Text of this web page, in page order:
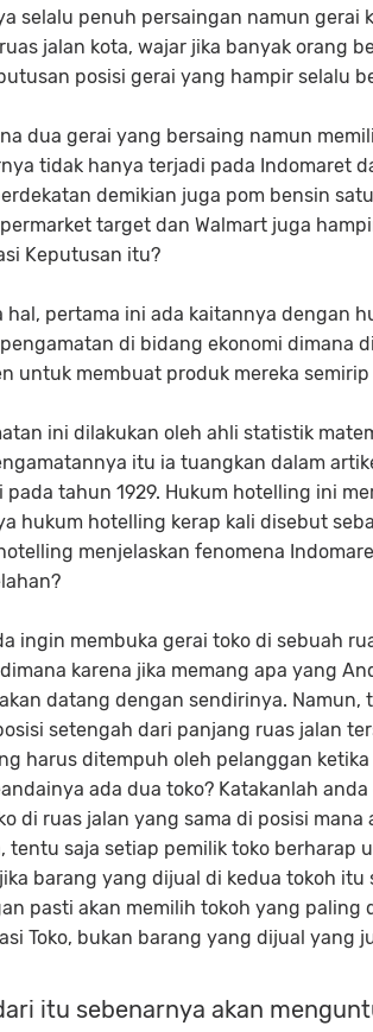
selalu penuh persaingan namun
jalan kota, wajar jika banyak orang
posisi gerai yang hampir selalu
dua gerai yang bersaing namun
tidak hanya terjadi pada Indomaret
demikian juga pom bensin
target dan Walmart juga
Keputusan itu?
hal, pertama ini ada kaitannya dengan
di bidang ekonomi dimana
untuk membuat produk mereka
ini dilakukan oleh ahli statistik
itu ia tuangkan dalam
pada tahun 1929. Hukum hotelling ini
hukum hotelling kerap kali disebut
menjelaskan fenomena
ingin membuka gerai toko di sebuah
karena jika memang apa yang
datang dengan sendirinya.
setengah dari panjang ruas jalan
harus ditempuh oleh pelanggan
ada dua toko? Katakanlah
di ruas jalan yang sama di posisi
tentu saja setiap pemilik toko
barang yang dijual di kedua tokoh
pasti akan memilih tokoh yang
Toko, bukan barang yang dijual yang
itu sebenarnya akan